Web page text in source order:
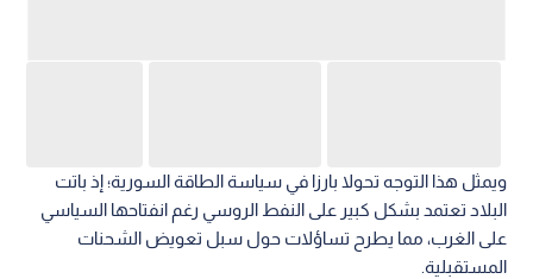
ويمثل هذا التوجه تحولا بارزا في سياسة الطاقة السورية؛ إذ باتت
البلاد تعتمد بشكل كبير على النفط الروسي رغم انفتاحها السياسي
على الغرب، مما يطرح تساؤلات حول سبل تعويض الشحنات
المستقبلية.